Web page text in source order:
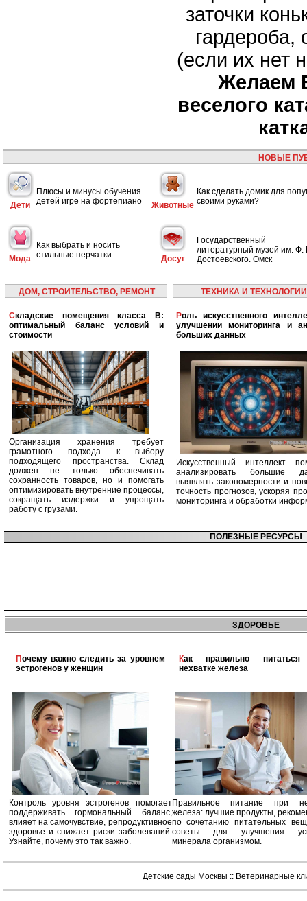
заточки
(если их нет
Желаем
веселого
НОВЫЕ
Дети
Плюсы и минусы обучения
детей игре на фортепиано
Животные
Как сделать домик для
своими руками?
Мода
Как выбрать и носить
стильные перчатки
Досуг
Государственный
литературный музей им. Ф.
Достоевского. Омск
ДОМ, СТРОИТЕЛЬСТВО, РЕМОНТ
Складские помещения класса B:
оптимальный баланс условий и
стоимости
Организация хранения требует
грамотного подхода к выбору
подходящего пространства. Склад
должен не только обеспечивать
сохранность товаров, но и помогать
оптимизировать внутренние процессы,
сокращать издержки и упрощать
работу с грузами.
ТЕХНИКА И ТЕХНОЛОГИИ
Роль искусственного интеллекта в
улучшении мониторинга и
больших данных
Искусственный интеллект
анализировать большие
выявлять закономерности и
точность прогнозов, ускоряя
мониторинга и обработки
ПОЛЕЗНЫЕ РЕСУРСЫ
ЗДОРОВЬЕ
Почему важно следить за уровнем
эстрогенов у женщин
Контроль уровня эстрогенов помогает
поддерживать гормональный баланс,
влияет на самочувствие, репродуктивное
здоровье и снижает риски заболеваний.
Узнайте, почему это так важно.
Как правильно питаться при
нехватке железа
Правильное питание при
железа: лучшие продукты,
по сочетанию питательных
советы для улучшения
минерала организмом.
Детские сады Москвы :: Ветеринарные